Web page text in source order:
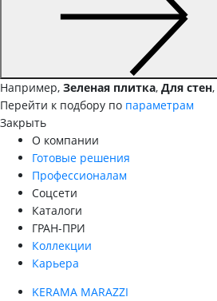
Например, Зеленая плитка, Для стен,
Перейти к подбору по параметрам
Закрыть
О компании
Готовые решения
Профессионалам
Соцсети
Каталоги
ГРАН-ПРИ
Коллекции
Карьера
KERAMA MARAZZI